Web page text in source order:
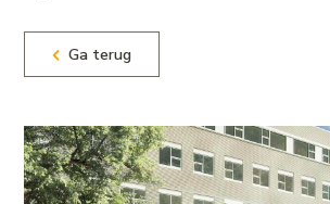
Ga terug